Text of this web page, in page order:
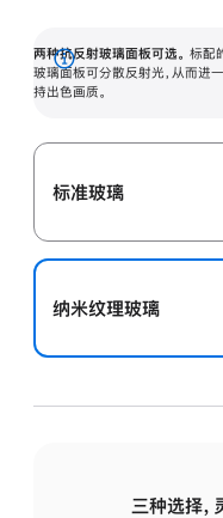
两种抗反射玻璃面板可选。 标配
玻璃面板可分散反射光，从而进
持出色画质。
展
开
标准玻璃
纳米纹理玻璃
三种选择，